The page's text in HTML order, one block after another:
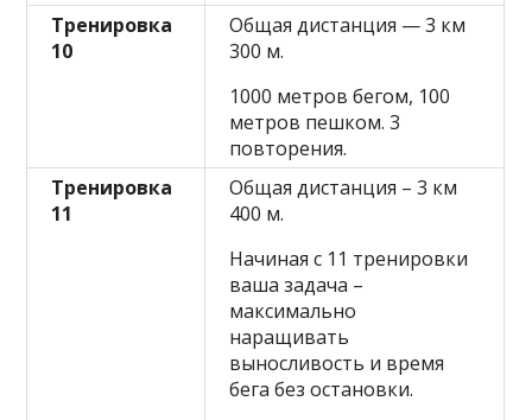
Тренировка
10
Общая дистанция — 3 км
300 м.
1000 метров бегом, 100
метров пешком. 3
повторения.
Тренировка
11
Общая дистанция – 3 км
400 м.
Начиная с 11 тренировки
ваша задача –
максимально
наращивать
выносливость и время
бега без остановки.